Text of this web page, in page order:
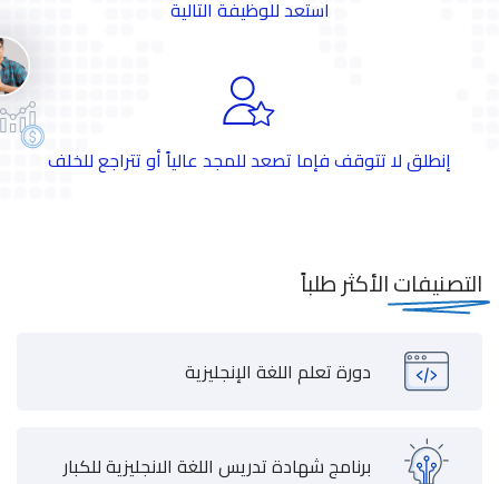
استعد للوظيفة التالية
إنطلق لا تتوقف فإما تصعد للمجد عالياً أو تتراجع للخلف
التصنيفاتالأكثر طلباً
دورة تعلم اللغة الإنجليزية
برنامج شهادة تدريس اللغة الانجليزية للكبار